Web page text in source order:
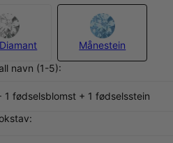
Månestein
navn (1-5):
1 fødselsblomst + 1 fødselsstein